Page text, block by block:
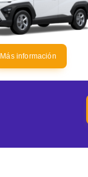
Más información